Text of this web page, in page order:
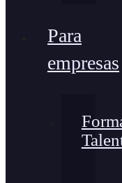
Para
empresas